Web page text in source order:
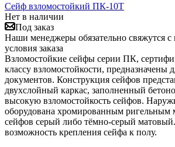
Сейф взломостойкий ПК-10Т
Нет в наличии
Под заказ
Наши менеджеры обязательно свяжутся с
условия заказа
Взломостойкие сейфы серии ПК,
классу взломостойкости, предназначены
документов. Конструкция сейфов
двухслойный каркас, заполненный
высокую взломостойкость сейфов.
оборудована хромированным ригельным
сейфов серый либо тёмно-серый
возможность крепления сейфа к полу.